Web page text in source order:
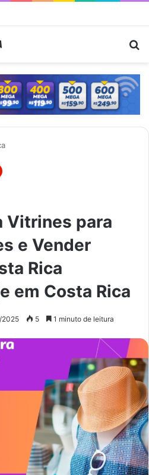
Vitrines para
e Vender
Rica
em Costa Rica
2025 5 1 minuto de leitura